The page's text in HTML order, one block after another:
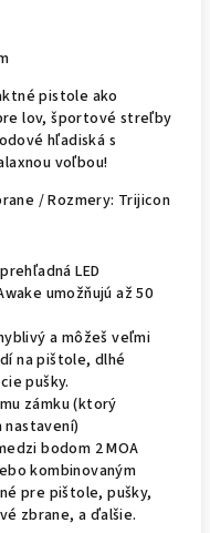
pistole ako
lov, športové streľby
hľadiská s
voľbou!
/ Rozmery: Trijicon
LED
umožňujú až 50
a môžeš veľmi
na pištole, dlhé
pušky.
zámku (ktorý
nastavení)
bodom 2 MOA
kombinovaným
pre pištole, pušky,
zbrane, a ďalšie.